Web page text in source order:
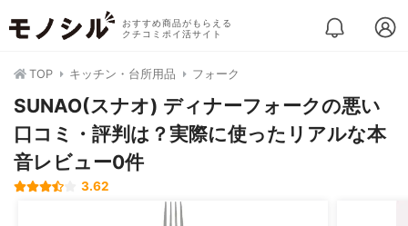
おすすめ商品がもらえる
クチコミポイ活サイト
TOP キッチン・台所用品 フォーク
SUNAO(スナオ) ディナーフォークの悪い
口コミ・評判は？実際に使ったリアルな本
音レビュー0件
3.62